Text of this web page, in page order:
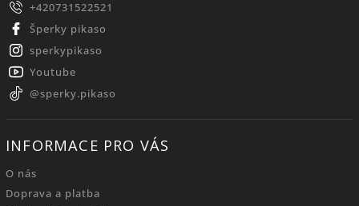
+420731522521
Šperky pikaso
sperkypikaso
Youtube
@sperky.pikaso
INFORMACE PRO VÁS
O nás
Doprava a platba